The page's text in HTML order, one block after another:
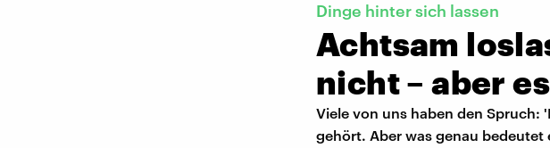
Dinge hinter sich lassen
Achtsam
nicht – aber
Viele von uns haben den Spruch:
gehört. Aber was genau bedeutet